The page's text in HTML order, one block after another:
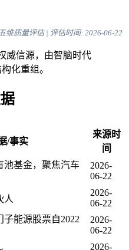
维质量评估 | 评估时间: 2026-06-22
威信源，由智脑时代
化重组。
/事实
来源时
间
池基金，聚焦汽车
2026-
06-22
人
2026-
06-22
能源股票自2022
2026-
06-22
2026-